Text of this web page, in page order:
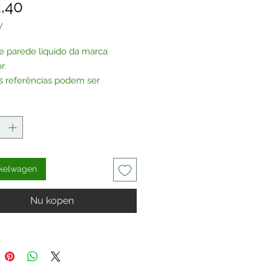
parede líquido da marca
referências podem ser
nos
Nu kopen